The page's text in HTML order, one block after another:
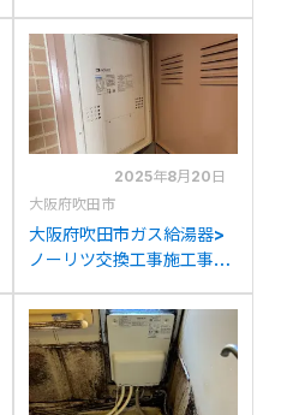
2428SAWXからノーリツ
GT-2470SAW BLへの交
換
2025年8月20日
大阪府吹田市
大阪府吹田市ガス給湯器>
ノーリツ交換工事施工事
2417AWD-Hからノーリツ
GTH-2454AWD-HBLへ
の交換